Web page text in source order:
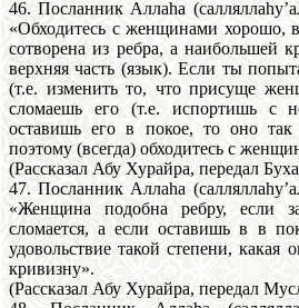
46. Посланник Аллаhа
«Обходитесь с женщинами хорошо,
сотворена из ребра, а наибольшей
верхняя часть (язык). Если ты
(т.е. изменить то, что присуще
сломаешь его (т.е. испортишь с
оставишь его в покое, то оно
поэтому (всегда) обходитесь с
(Рассказал Абу Хурайра, передал
47. Посланник Аллаhа
«Женщина подобна ребру, если
сломается, а если оставишь в в
удовольствие такой степени, какая
кривизну».
(Рассказал Абу Хурайра, передал